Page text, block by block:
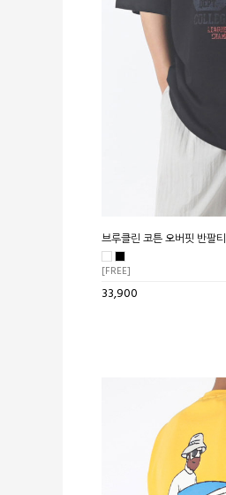
브루클린 코튼 오버핏 반팔티
[FREE]
33,900